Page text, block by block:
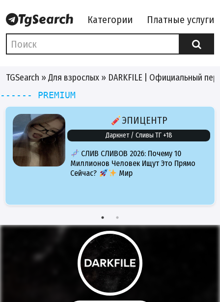
Категории Платные услуги
TGSearch » Для взрослых » DARKFILE | Официальный
------ PREMIUM
ЭПИЦЕНТР
Даркнет / Сливы ТГ +18
СЛИВ СЛИВОВ 2026: Почему 10
Миллионов Человек Ищут Это Прямо
Сейчас?
Мир